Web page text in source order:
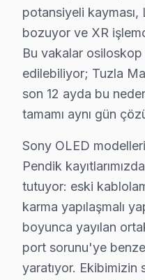
✓ Yazılı Garanti Belgesi
✓ Orijinal Yedek Parça
✓ Ücretsiz Arıza Tespiti
Pendik, İstanbul'un köklü
Pendik ilçesi, coğrafi
Yaşlı nüfus,
Orta yaş grubunun
Genç kullanıcılar ise
Pendik’teki mahalle
potansiyeli kayması,
bozuyor ve XR
Bu vakalar
edilebiliyor; Tuzla
son 12 ayda bu
tamamı aynı gün
Sony OLED
Pendik
tutuyor: eski
karma yapılaşmalı
boyunca yayılan
port sorunu'ye
yaratıyor. Ekibimizin